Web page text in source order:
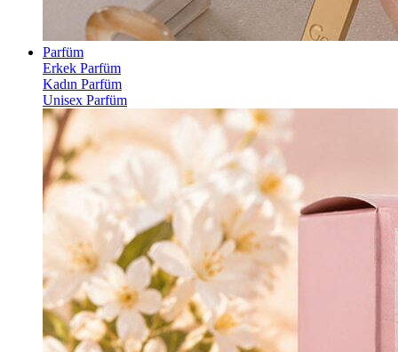
Parfüm
Erkek Parfüm
Kadın Parfüm
Unisex Parfüm